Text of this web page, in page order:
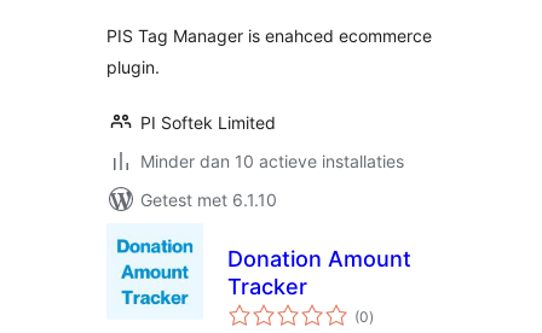
PIS Tag Manager is enahced ecommerce
plugin.
PI Softek Limited
Minder dan 10 actieve installaties
Getest met 6.1.10
Donation Amount
Tracker
(0totaal
waarderingen
)